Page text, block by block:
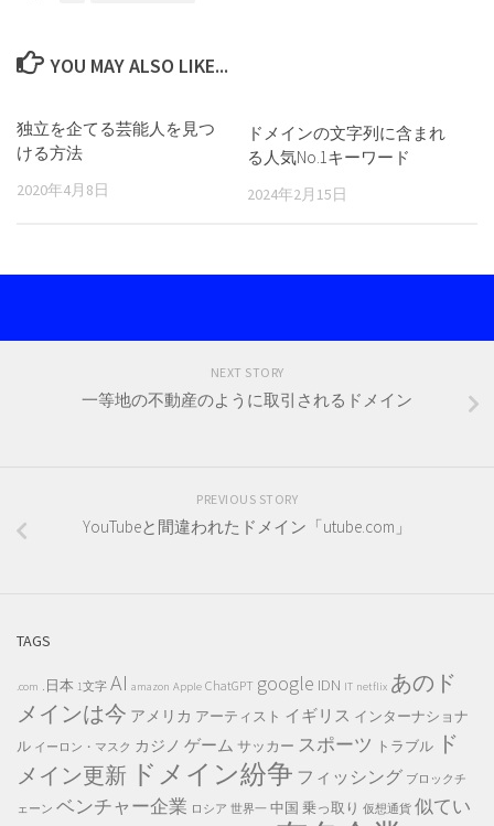
YOU MAY ALSO LIKE...
独立を企てる芸能人を見つ
ける方法
2020年4月8日
ドメインの文字列に含まれ
る人気No.1キーワード
2024年2月15日
NEXT STORY
一等地の不動産のように取引されるドメイン
PREVIOUS STORY
YouTubeと間違われたドメイン「utube.com」
TAGS
.com .日本 1文字 AI amazon Apple ChatGPT google IDN IT netflix あのド
メインは今 アメリカ アーティスト イギリス インターナショナ
ル イーロン・マスク カジノ ゲーム サッカー スポーツ トラブル
ド
メイン更新 ドメイン紛争 フィッシング ブロックチ
ェーン ベンチャー企業 ロシア 世界一 中国 乗っ取り 仮想通貨 似てい